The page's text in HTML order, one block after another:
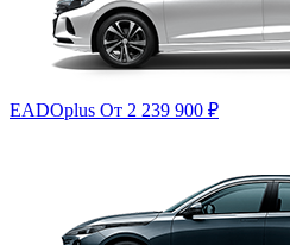
EADOplus От 2 239 900 ₽